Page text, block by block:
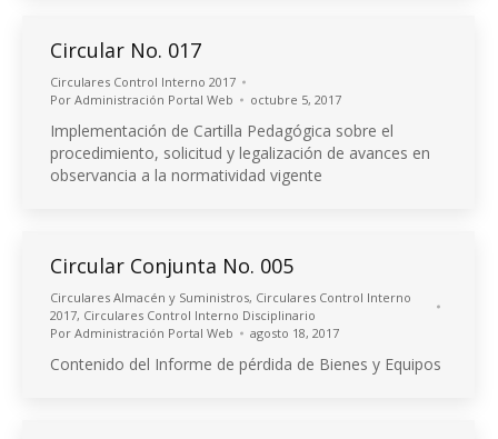
Circular No. 017
Circulares Control Interno 2017
Por Administración Portal Web octubre 5, 2017
Implementación de Cartilla Pedagógica sobre el
procedimiento, solicitud y legalización de avances en
observancia a la normatividad vigente
Circular Conjunta No. 005
Circulares Almacén y Suministros, Circulares Control Interno
2017, Circulares Control Interno Disciplinario
Por Administración Portal Web agosto 18, 2017
Contenido del Informe de pérdida de Bienes y Equipos